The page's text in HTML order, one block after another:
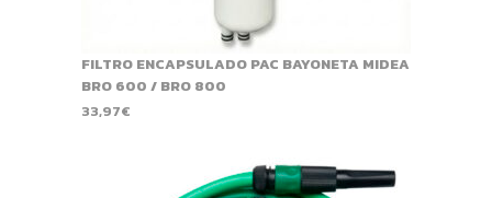
FILTRO ENCAPSULADO PAC BAYONETA MIDEA
BRO 600 / BRO 800
33,97€